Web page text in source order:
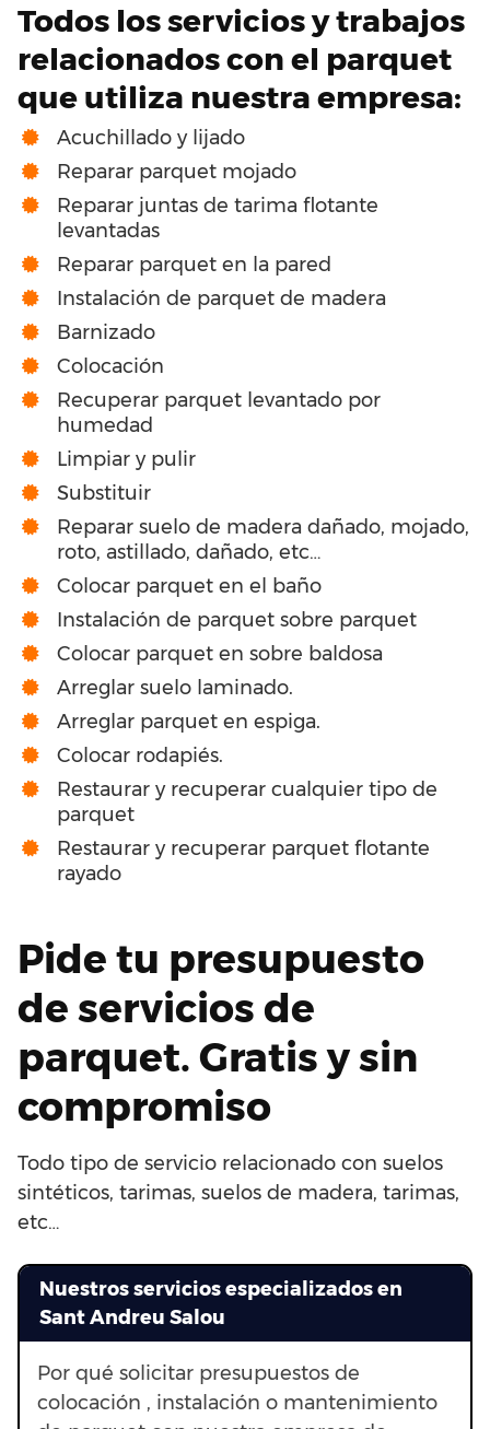
Todos los servicios y trabajos
relacionados con el parquet
que utiliza nuestra empresa:
Acuchillado y lijado
Reparar parquet mojado
Reparar juntas de tarima flotante
levantadas
Reparar parquet en la pared
Instalación de parquet de madera
Barnizado
Colocación
Recuperar parquet levantado por
humedad
Limpiar y pulir
Substituir
Reparar suelo de madera dañado, mojado,
roto, astillado, dañado, etc…
Colocar parquet en el baño
Instalación de parquet sobre parquet
Colocar parquet en sobre baldosa
Arreglar suelo laminado.
Arreglar parquet en espiga.
Colocar rodapiés.
Restaurar y recuperar cualquier tipo de
parquet
Restaurar y recuperar parquet flotante
rayado
Pide tu presupuesto
de servicios de
parquet. Gratis y sin
compromiso
Todo tipo de servicio relacionado con suelos
sintéticos, tarimas, suelos de madera, tarimas,
etc…
Nuestros servicios especializados en
Sant Andreu Salou
Por qué solicitar presupuestos de
colocación , instalación o mantenimiento